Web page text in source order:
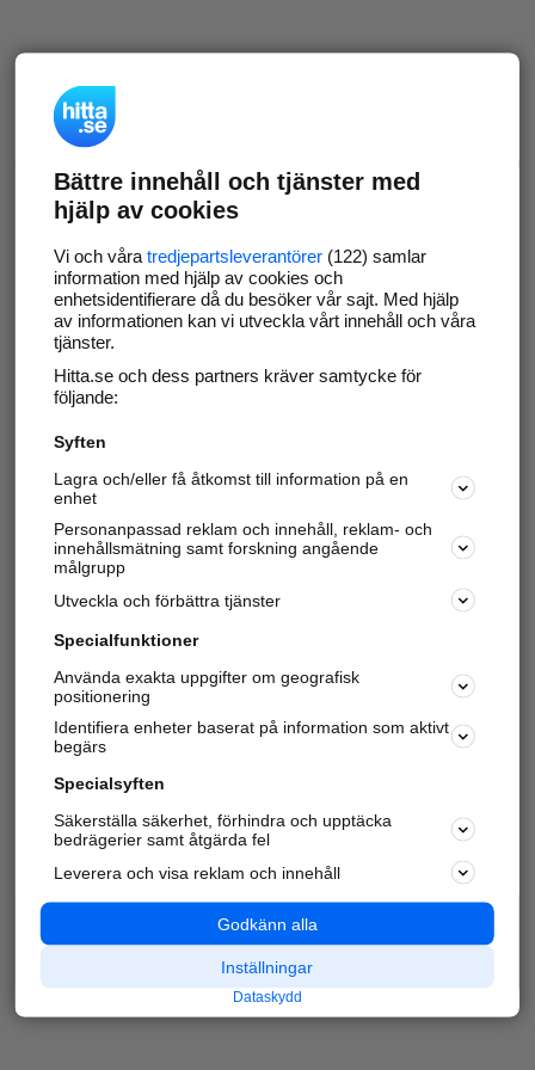
Bättre innehåll och tjänster med
hjälp av cookies
Vi och våra tredjepartsleverantörer(122) samlar
information med hjälp av cookies och
enhetsidentifierare då du besöker vår sajt. Med hjälp
av informationen kan vi utveckla vårt innehåll och våra
tjänster.
Hitta.se och dess partners kräver samtycke för
följande:
Syften
Lagra och/eller få åtkomst till information på en
enhet
Personanpassad reklam och innehåll, reklam- och
innehållsmätning samt forskning angående
målgrupp
Utveckla och förbättra tjänster
Specialfunktioner
Använda exakta uppgifter om geografisk
positionering
Identifiera enheter baserat på information som aktivt
begärs
Specialsyften
Säkerställa säkerhet, förhindra och upptäcka
bedrägerier samt åtgärda fel
Leverera och visa reklam och innehåll
Godkänn alla
Inställningar
Dataskydd